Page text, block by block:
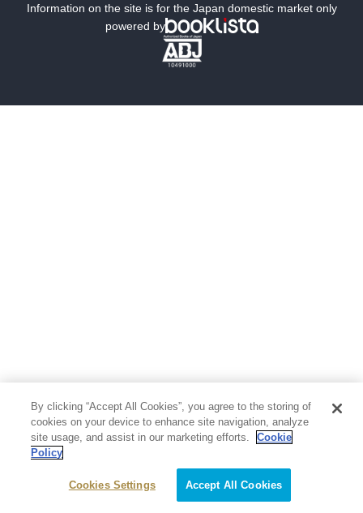
ミステリー SF
文学
教養
医学・福祉
Information on the site is for the Japan domestic market only
powered by
By clicking “Accept All Cookies”, you agree to the storing of
cookies on your device to enhance site navigation, analyze
site usage, and assist in our marketing efforts.
Cookie
Policy
Cookies Settings Accept All Cookies